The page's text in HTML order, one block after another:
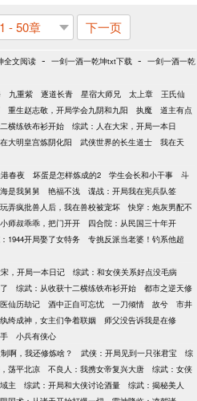
- 50章 下一页
全文阅读 - 一剑一酒一乾坤txt下载 - 一剑一酒一乾
九重紫 逐道长青 星宿大师兄 太上章
王氏仙
重生赵志敬，开局学会九阴和九阳 执魔
道主有点
横练铁布衫开始
综武：人在大宋，开局一本日
大明皇宫炼阴化阳 武侠世界的长生道士
我在天
春夜 坏蛋是怎样炼成的2 学生会长和小干事
斗
是我舅舅 艳福不浅
谍战：开局我在宪兵队签
玩弄疯批兽人后，我在兽校被宠坏
快穿：炮灰男配不
小师叔乖乖，把门开开
四合院：从民国三十年开
1944开局娶了女特务
专挑反派当老婆！钓系他超
，开局一本日记
综武：和女侠关系好点没毛病
综武：从收获十二横练铁布衫开始
都市之逆天修
仙历劫记 酒中正自可忘忧 一刀倾情 故兮
市井
绔成神，女主们争着联姻
师父没告诉我是在修
小兵有侠心
啊，我还修炼啥？ 武侠：开局见到一只张君宝
综
荡平北凉 不良人：我携女帝复兴大唐
综武：女侠
主 综武：开局和大侠讨论酒量
综武：揭秘美人